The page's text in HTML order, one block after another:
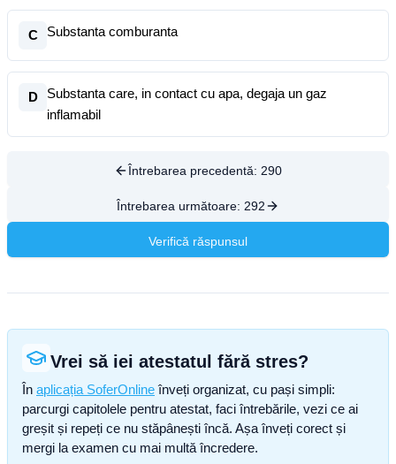
C Substanta comburanta
D
Substanta care, in contact cu apa, degaja un gaz
inflamabil
Întrebarea precedentă: 290
Întrebarea următoare: 292
Verifică răspunsul
Vrei să iei atestatul fără stres?
În aplicația SoferOnline înveți organizat, cu pași simpli:
parcurgi capitolele pentru atestat, faci întrebările, vezi ce ai
greșit și repeți ce nu stăpânești încă. Așa înveți corect și
mergi la examen cu mai multă încredere.